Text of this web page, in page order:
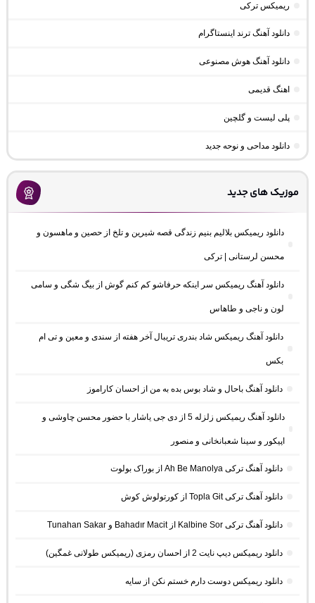
ریمیکس ترکی
دانلود آهنگ ترند اینستاگرام
دانلود آهنگ هوش مصنوعی
اهنگ قدیمی
پلی لیست و گلچین
دانلود مداحی و نوحه جدید
موزیک های جدید
دانلود ریمیکس بلالیم بنیم زندگی قصه شیرین و تلخ از حصین و ماهسون و
محسن لرستانی | ترکی
دانلود آهنگ ریمیکس سر اینکه حرفاشو کم کنم گوش از بیگ شگی و سامی
لون و ناجی و طاهاس
دانلود آهنگ ریمیکس شاد بندری تریبال آخر هفته از سندی و معین و تی ام
بکس
دانلود آهنگ باحال و شاد بوس بده به من از احسان کاراموز
دانلود آهنگ ریمیکس زلزله 5 از دی جی یاشار با حضور محسن چاوشی و
اپیکور و سینا شعبانخانی و منصور
دانلود آهنگ ترکی Ah Be Manolya از بوراک بولوت
دانلود آهنگ ترکی Topla Git از کورتولوش کوش
دانلود آهنگ ترکی Kalbine Sor از Bahadır Macit و Tunahan Sakar
دانلود ریمیکس دیپ نایت 2 از احسان رمزی (ریمیکس طولانی غمگین)
دانلود ریمیکس دوست دارم خستم نکن از سایه